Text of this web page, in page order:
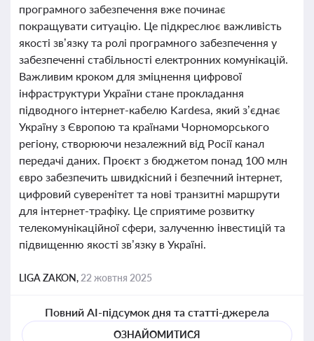
програмного забезпечення вже починає
покращувати ситуацію. Це підкреслює важливість
якості зв’язку та ролі програмного забезпечення у
забезпеченні стабільності електронних комунікацій.
Важливим кроком для зміцнення цифрової
інфраструктури України стане прокладання
підводного інтернет-кабелю Kardesa, який з’єднає
Україну з Європою та країнами Чорноморського
регіону, створюючи незалежний від Росії канал
передачі даних. Проєкт з бюджетом понад 100 млн
євро забезпечить швидкісний і безпечний інтернет,
цифровий суверенітет та нові транзитні маршрути
для інтернет-трафіку. Це сприятиме розвитку
телекомунікаційної сфери, залученню інвестицій та
підвищенню якості зв’язку в Україні.
LIGA ZAKON, 22 жовтня 2025
Повний AI-підсумок дня та статті-джерела
ОЗНАЙОМИТИСЯ